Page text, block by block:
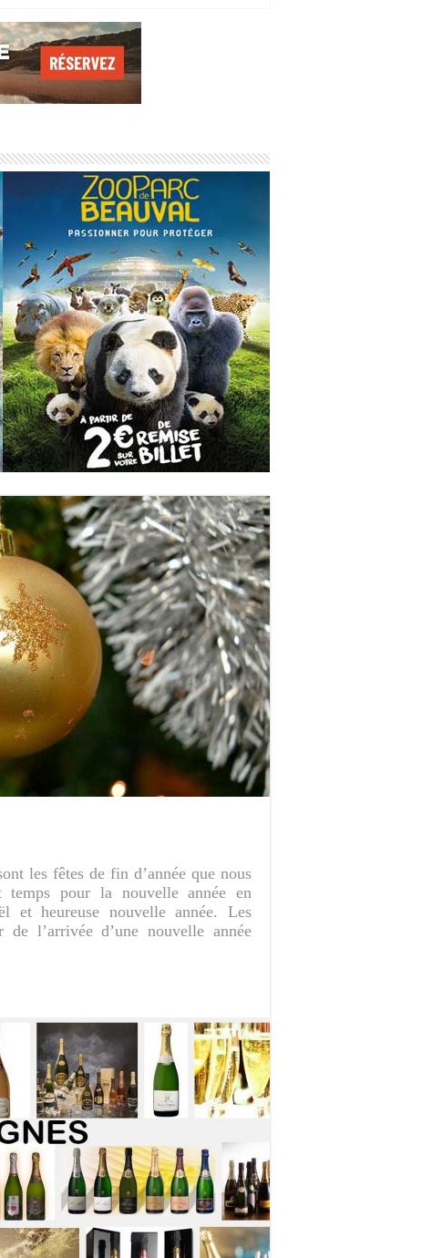
les fêtes de fin d’année que nous
temps pour la nouvelle année en
et heureuse nouvelle année. Les
de l’arrivée d’une nouvelle année